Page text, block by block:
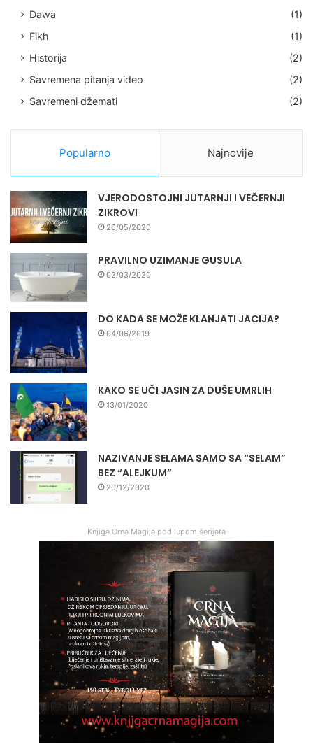
Dawa
(1)
Fikh
(1)
Historija
(2)
Savremena pitanja video
(2)
Savremeni džemati
(2)
Popularno Najnovije
VJERODOSTOJNI JUTARNJI I VEČERNJI
ZIKROVI
26/05/2020
PRAVILNO UZIMANJE GUSULA
02/03/2020
DO KADA SE MOŽE KLANJATI JACIJA?
04/06/2019
KAKO SE UČI JASIN ZA DUŠE UMRLIH
13/01/2020
NAZIVANJE SELAMA SAMO SA “SELAM”
BEZ “ALEJKUM”
26/12/2020
Knjiga Crna Magija pod lupom šerijata